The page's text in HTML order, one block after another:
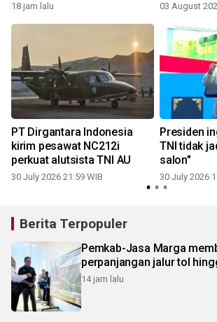
18 jam lalu 03 August
PT Dirgantara Indonesia
kirim pesawat NC212i
perkuat alutsista TNI AU
30 July 2026 21:59 WIB
Presiden
TNI tidak
salon"
30 July 2026
Berita Terpopuler
Pemkab-Jasa Marga
perpanjangan jalur tol
14 jam lalu